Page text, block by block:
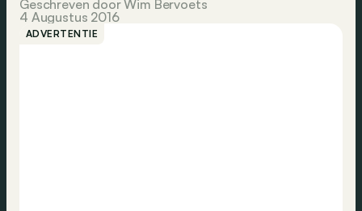
Geschreven door Wim Bervoets
4 Augustus 2016
ADVERTENTIE